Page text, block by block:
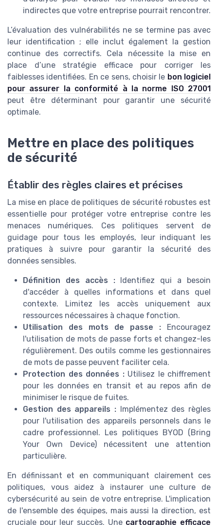
indirectes que votre entreprise pourrait rencontrer.
L’évaluation des vulnérabilités ne se termine pas avec
leur identification ; elle inclut également la gestion
continue des correctifs. Cela nécessite la mise en
place d’une stratégie efficace pour corriger les
faiblesses identifiées. En ce sens, choisir le bon logiciel
pour assurer la conformité à la norme ISO 27001
peut être déterminant pour garantir une sécurité
optimale.
Mettre en place des politiques
de sécurité
Établir des règles claires et précises
La mise en place de politiques de sécurité robustes est
essentielle pour protéger votre entreprise contre les
menaces numériques. Ces politiques servent de
guidage pour tous les employés, leur indiquant les
pratiques à suivre pour garantir la sécurité des
données sensibles.
Définition des accès :Identifiez qui a besoin
d'accéder à quelles informations et dans quel
contexte. Limitez les accès uniquement aux
ressources nécessaires à chaque fonction.
Utilisation des mots de passe : Encouragez
l'utilisation de mots de passe forts et changez-les
régulièrement. Des outils comme les gestionnaires
de mots de passe peuvent faciliter cela.
Protection des données :Utilisez le chiffrement
pour les données en transit et au repos afin de
minimiser le risque de fuites.
Gestion des appareils : Implémentez des règles
pour l'utilisation des appareils personnels dans le
cadre professionnel. Les politiques BYOD (Bring
Your Own Device) nécessitent une attention
particulière.
En définissant et en communiquant clairement ces
politiques, vous aidez à instaurer une culture de
cybersécurité au sein de votre entreprise. L'implication
de l'ensemble des équipes, mais aussi la direction, est
cruciale pour leur succès. Une cartographie efficace